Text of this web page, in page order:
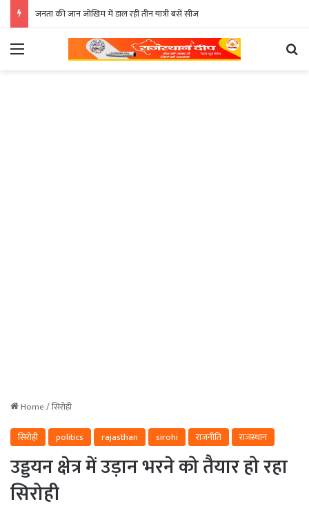
जनता की जान जोखिम में डाल रही तीन यात्री बसें सीज
Menu
Home/सिरोही
सिरोही
politics rajasthan sirohi राजनीति राजस्थान
उड्डयन क्षेत्र में उड़ान भरने को तैयार हो रहा
सिरोही